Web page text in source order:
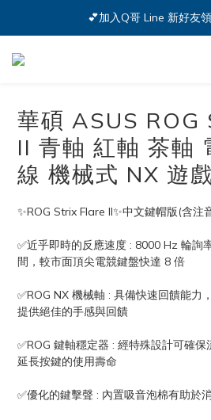
🔥iPhone 17 全系列熱銷中
💕加入Q哥 Line 新好友
🔥iPhone 17 全系列熱銷
華碩 ASUS
II 青軸 紅軸 茶軸
線 機械式 NX 遊
✨ROG Strix Flare II✨中文鍵帽版(含注
✅近乎即時的反應速度 : 8000 Hz 輪詢
間，較市面頂尖電競鍵盤快達 8 倍
✅ROG NX 機械軸 : 具備快速回饋能力
提供絕佳的手感與回饋
✅ROG 鍵軸穩定器 : 經特殊設計可確
延長按鍵的使用壽命
✅優化的鍵擊聲 : 內置吸音泡棉有助於